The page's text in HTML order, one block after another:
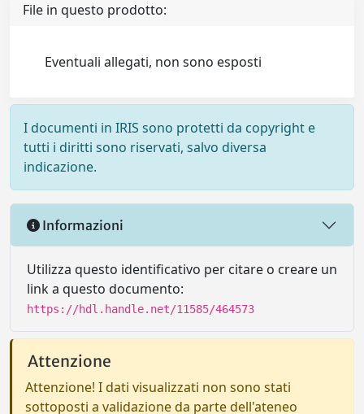
File in questo prodotto:
Eventuali allegati, non sono esposti
I documenti in IRIS sono protetti da copyright e
tutti i diritti sono riservati, salvo diversa
indicazione.
Informazioni
Utilizza questo identificativo per citare o creare un
link a questo documento:
https://hdl.handle.net/11585/464573
Attenzione
Attenzione! I dati visualizzati non sono stati
sottoposti a validazione da parte dell'ateneo